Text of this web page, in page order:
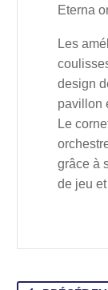
Eterna
Les
design
pavillon
Le
grâce à
de jeu